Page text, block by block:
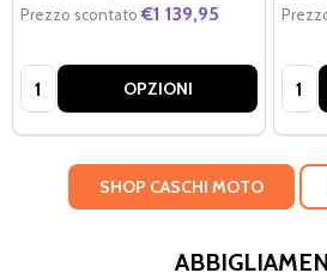
Prezzo scontato €1 139,95
Quantità: OPZIONI
SHOP CASCHI MOTO